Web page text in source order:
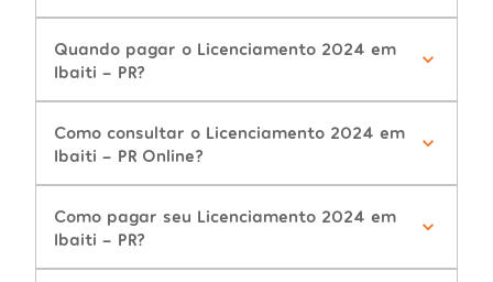
Quando pagar o Licenciamento 2024 em
Ibaiti - PR?
Como consultar o Licenciamento 2024 em
Ibaiti - PR Online?
Como pagar seu Licenciamento 2024 em
Ibaiti - PR?